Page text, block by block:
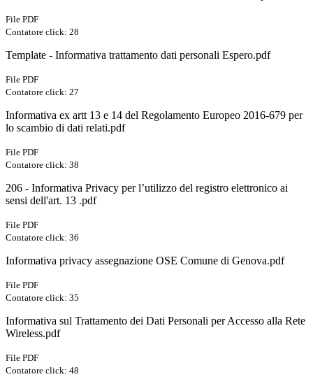
File PDF
Contatore click: 28
Template - Informativa trattamento dati personali Espero.pdf
File PDF
Contatore click: 27
Informativa ex artt 13 e 14 del Regolamento Europeo 2016-679 per
lo scambio di dati relati.pdf
File PDF
Contatore click: 38
206 - Informativa Privacy per l’utilizzo del registro elettronico ai
sensi dell'art. 13 .pdf
File PDF
Contatore click: 36
Informativa privacy assegnazione OSE Comune di Genova.pdf
File PDF
Contatore click: 35
Informativa sul Trattamento dei Dati Personali per Accesso alla Rete
Wireless.pdf
File PDF
Contatore click: 48